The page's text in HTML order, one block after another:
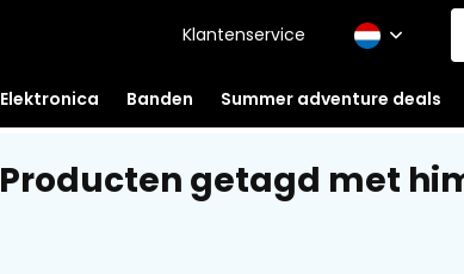
Klantenservice
Elektronica Banden Summer adventure deals
Producten getagd met